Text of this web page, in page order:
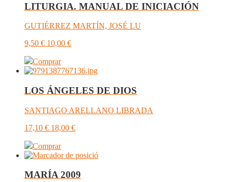
LITURGIA. MANUAL DE INICIACIÓN
GUTIÉRREZ MARTÍN, JOSÉ LU
9,50 € 10,00 €
Comprar
LOS ÁNGELES DE DIOS
SANTIAGO ARELLANO LIBRADA
17,10 € 18,00 €
Comprar
MARÍA 2009